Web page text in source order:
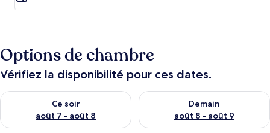
Options de chambre
Vérifiez la disponibilité pour ces dates.
Ce soir
août 7 - août 8
Vérifier la disponibilité pour ce soir août 7 - août 8
Demain
août 8 - août 9
Vérifier la disponibilité pour